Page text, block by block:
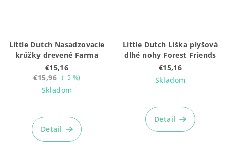
Little Dutch Nasadzovacie
krúžky drevené Farma
€15,16
€15,96 (–5 %)
Skladom
Detail
Little Dutch Líška plyšová
dlhé nohy Forest Friends
€15,16
Skladom
Detail